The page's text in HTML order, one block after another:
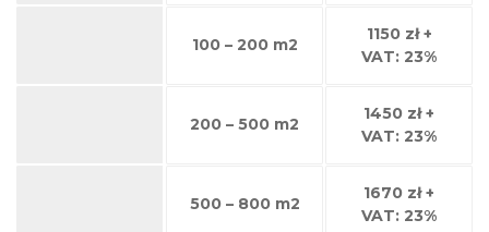
100 – 200 m2
1150 zł +
VAT: 23%
200 – 500 m2
1450 zł +
VAT: 23%
500 – 800 m2
1670 zł +
VAT: 23%